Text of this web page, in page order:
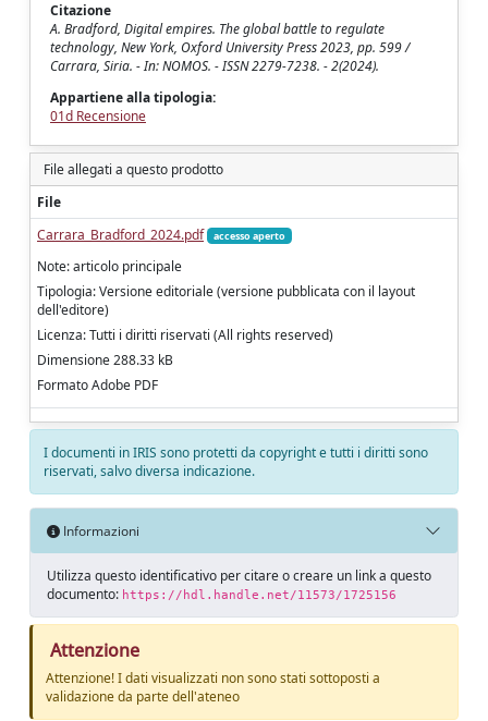
Citazione
A. Bradford, Digital empires. The global battle to regulate
technology, New York, Oxford University Press 2023, pp. 599 /
Carrara, Siria. - In: NOMOS. - ISSN 2279-7238. - 2(2024).
Appartiene alla tipologia:
01d Recensione
File allegati a questo prodotto
File
Carrara_Bradford_2024.pdf
accesso aperto
Note: articolo principale
Tipologia: Versione editoriale (versione pubblicata con il layout
dell'editore)
Licenza: Tutti i diritti riservati (All rights reserved)
Dimensione 288.33 kB
Formato Adobe PDF
I documenti in IRIS sono protetti da copyright e tutti i diritti sono
riservati, salvo diversa indicazione.
Informazioni
Utilizza questo identificativo per citare o creare un link a questo
documento: https://hdl.handle.net/11573/1725156
Attenzione
Attenzione! I dati visualizzati non sono stati sottoposti a
validazione da parte dell'ateneo